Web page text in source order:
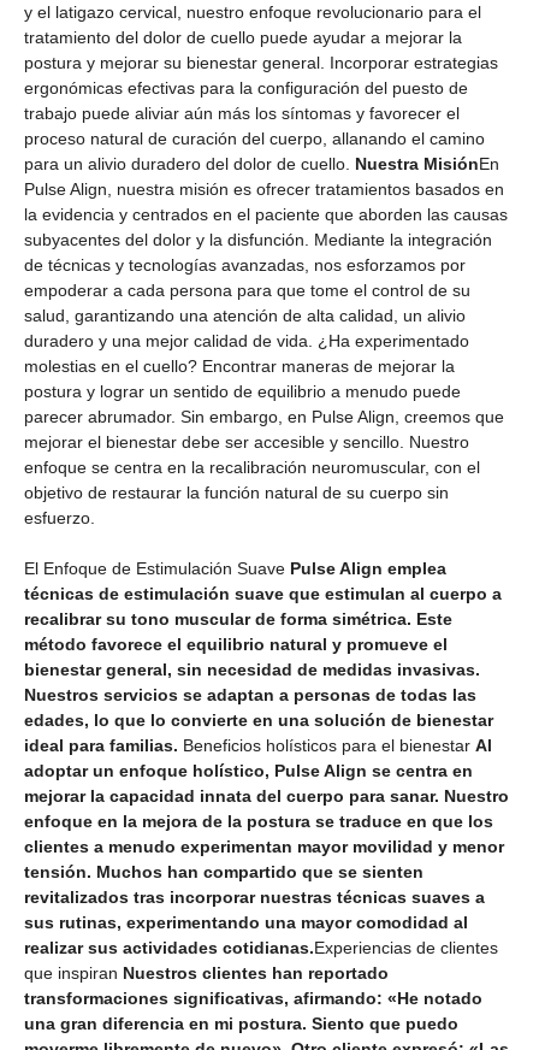
y el latigazo cervical, nuestro enfoque revolucionario para el
tratamiento del dolor de cuello puede ayudar a mejorar la
postura y mejorar su bienestar general. Incorporar estrategias
ergonómicas efectivas para la configuración del puesto de
trabajo puede aliviar aún más los síntomas y favorecer el
proceso natural de curación del cuerpo, allanando el camino
para un alivio duradero del dolor de cuello. Nuestra MisiónEn
Pulse Align, nuestra misión es ofrecer tratamientos basados ​​en
la evidencia y centrados en el paciente que aborden las causas
subyacentes del dolor y la disfunción. Mediante la integración
de técnicas y tecnologías avanzadas, nos esforzamos por
empoderar a cada persona para que tome el control de su
salud, garantizando una atención de alta calidad, un alivio
duradero y una mejor calidad de vida. ¿Ha experimentado
molestias en el cuello? Encontrar maneras de mejorar la
postura y lograr un sentido de equilibrio a menudo puede
parecer abrumador. Sin embargo, en Pulse Align, creemos que
mejorar el bienestar debe ser accesible y sencillo. Nuestro
enfoque se centra en la recalibración neuromuscular, con el
objetivo de restaurar la función natural de su cuerpo sin
esfuerzo.
El Enfoque de Estimulación Suave Pulse Align emplea
técnicas de estimulación suave que estimulan al cuerpo a
recalibrar su tono muscular de forma simétrica. Este
método favorece el equilibrio natural y promueve el
bienestar general, sin necesidad de medidas invasivas.
Nuestros servicios se adaptan a personas de todas las
edades, lo que lo convierte en una solución de bienestar
ideal para familias. Beneficios holísticos para el bienestar Al
adoptar un enfoque holístico, Pulse Align se centra en
mejorar la capacidad innata del cuerpo para sanar. Nuestro
enfoque en la mejora de la postura se traduce en que los
clientes a menudo experimentan mayor movilidad y menor
tensión. Muchos han compartido que se sienten
revitalizados tras incorporar nuestras técnicas suaves a
sus rutinas, experimentando una mayor comodidad al
realizar sus actividades cotidianas.Experiencias de clientes
que inspiran Nuestros clientes han reportado
transformaciones significativas, afirmando: «He notado
una gran diferencia en mi postura. Siento que puedo